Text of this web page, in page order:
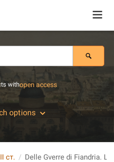
withopen access
options
ст.